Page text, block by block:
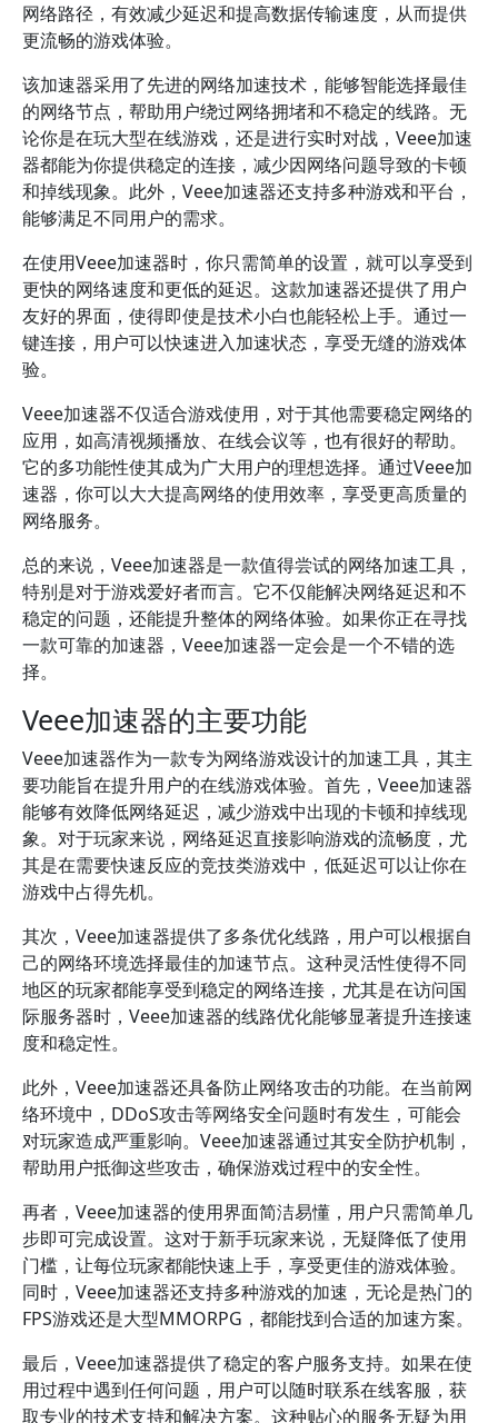
网络路径，有效减少延迟和提高数据传输速度，从而提供
更流畅的游戏体验。
该加速器采用了先进的网络加速技术，能够智能选择最佳
的网络节点，帮助用户绕过网络拥堵和不稳定的线路。无
论你是在玩大型在线游戏，还是进行实时对战，Veee加速
器都能为你提供稳定的连接，减少因网络问题导致的卡顿
和掉线现象。此外，Veee加速器还支持多种游戏和平台，
能够满足不同用户的需求。
在使用Veee加速器时，你只需简单的设置，就可以享受到
更快的网络速度和更低的延迟。这款加速器还提供了用户
友好的界面，使得即使是技术小白也能轻松上手。通过一
键连接，用户可以快速进入加速状态，享受无缝的游戏体
验。
Veee加速器不仅适合游戏使用，对于其他需要稳定网络的
应用，如高清视频播放、在线会议等，也有很好的帮助。
它的多功能性使其成为广大用户的理想选择。通过Veee加
速器，你可以大大提高网络的使用效率，享受更高质量的
网络服务。
总的来说，Veee加速器是一款值得尝试的网络加速工具，
特别是对于游戏爱好者而言。它不仅能解决网络延迟和不
稳定的问题，还能提升整体的网络体验。如果你正在寻找
一款可靠的加速器，Veee加速器一定会是一个不错的选
择。
Veee加速器的主要功能
Veee加速器作为一款专为网络游戏设计的加速工具，其主
要功能旨在提升用户的在线游戏体验。首先，Veee加速器
能够有效降低网络延迟，减少游戏中出现的卡顿和掉线现
象。对于玩家来说，网络延迟直接影响游戏的流畅度，尤
其是在需要快速反应的竞技类游戏中，低延迟可以让你在
游戏中占得先机。
其次，Veee加速器提供了多条优化线路，用户可以根据自
己的网络环境选择最佳的加速节点。这种灵活性使得不同
地区的玩家都能享受到稳定的网络连接，尤其是在访问国
际服务器时，Veee加速器的线路优化能够显著提升连接速
度和稳定性。
此外，Veee加速器还具备防止网络攻击的功能。在当前网
络环境中，DDoS攻击等网络安全问题时有发生，可能会
对玩家造成严重影响。Veee加速器通过其安全防护机制，
帮助用户抵御这些攻击，确保游戏过程中的安全性。
再者，Veee加速器的使用界面简洁易懂，用户只需简单几
步即可完成设置。这对于新手玩家来说，无疑降低了使用
门槛，让每位玩家都能快速上手，享受更佳的游戏体验。
同时，Veee加速器还支持多种游戏的加速，无论是热门的
FPS游戏还是大型MMORPG，都能找到合适的加速方案。
最后，Veee加速器提供了稳定的客户服务支持。如果在使
用过程中遇到任何问题，用户可以随时联系在线客服，获
取专业的技术支持和解决方案。这种贴心的服务无疑为用